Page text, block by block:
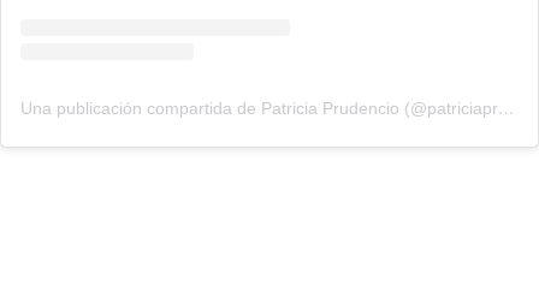
Una publicación compartida de Patricia Prudencio (@patriciaprudencio98)